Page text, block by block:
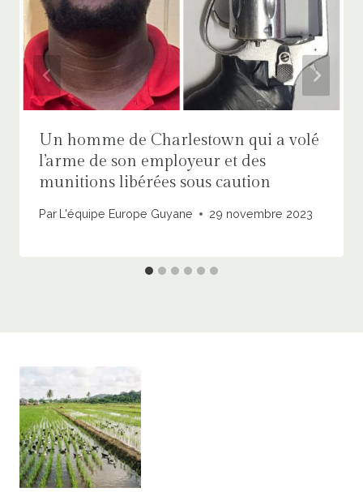
Un homme de Charlestown qui a volé
l’arme de son employeur et des
munitions libérées sous caution
Par L'équipe Europe Guyane 29 novembre 2023